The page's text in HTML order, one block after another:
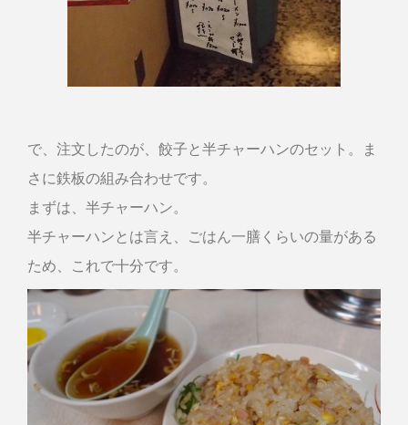
で、注文したのが、餃子と半チャーハンのセット。ま
さに鉄板の組み合わせです。
まずは、半チャーハン。
半チャーハンとは言え、ごはん一膳くらいの量がある
ため、これで十分です。